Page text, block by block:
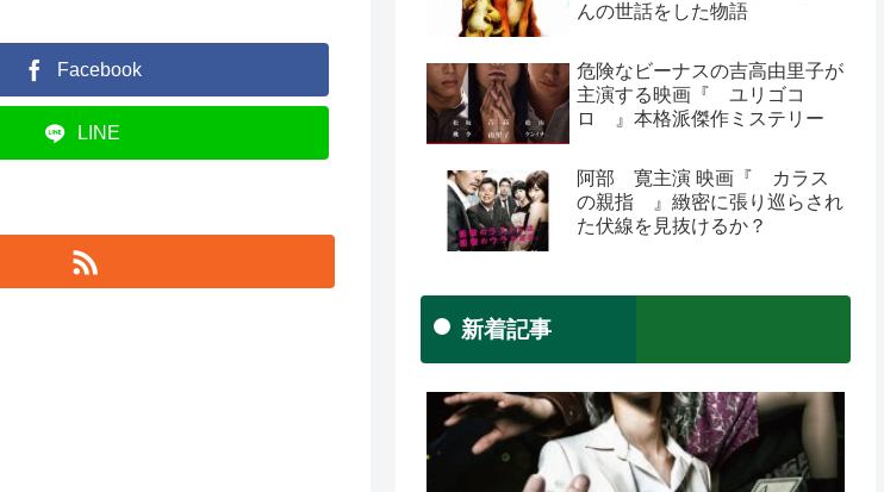
Facebook
LINE
んの世話をした物語
危険なビーナスの吉高由里子が
主演する映画『 ユリゴコ
ロ 』本格派傑作ミステリー
阿部 寛主演 映画『 カラス
の親指 』緻密に張り巡らされ
た伏線を見抜けるか？
新着記事